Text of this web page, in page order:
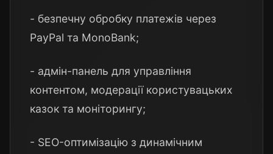
- безпечну обробку платежів через
PayPal та MonoBank;
- адмін-панель для управління
контентом, модерації користувацьких
казок та моніторингу;
- SEO-оптимізацію з динамічним